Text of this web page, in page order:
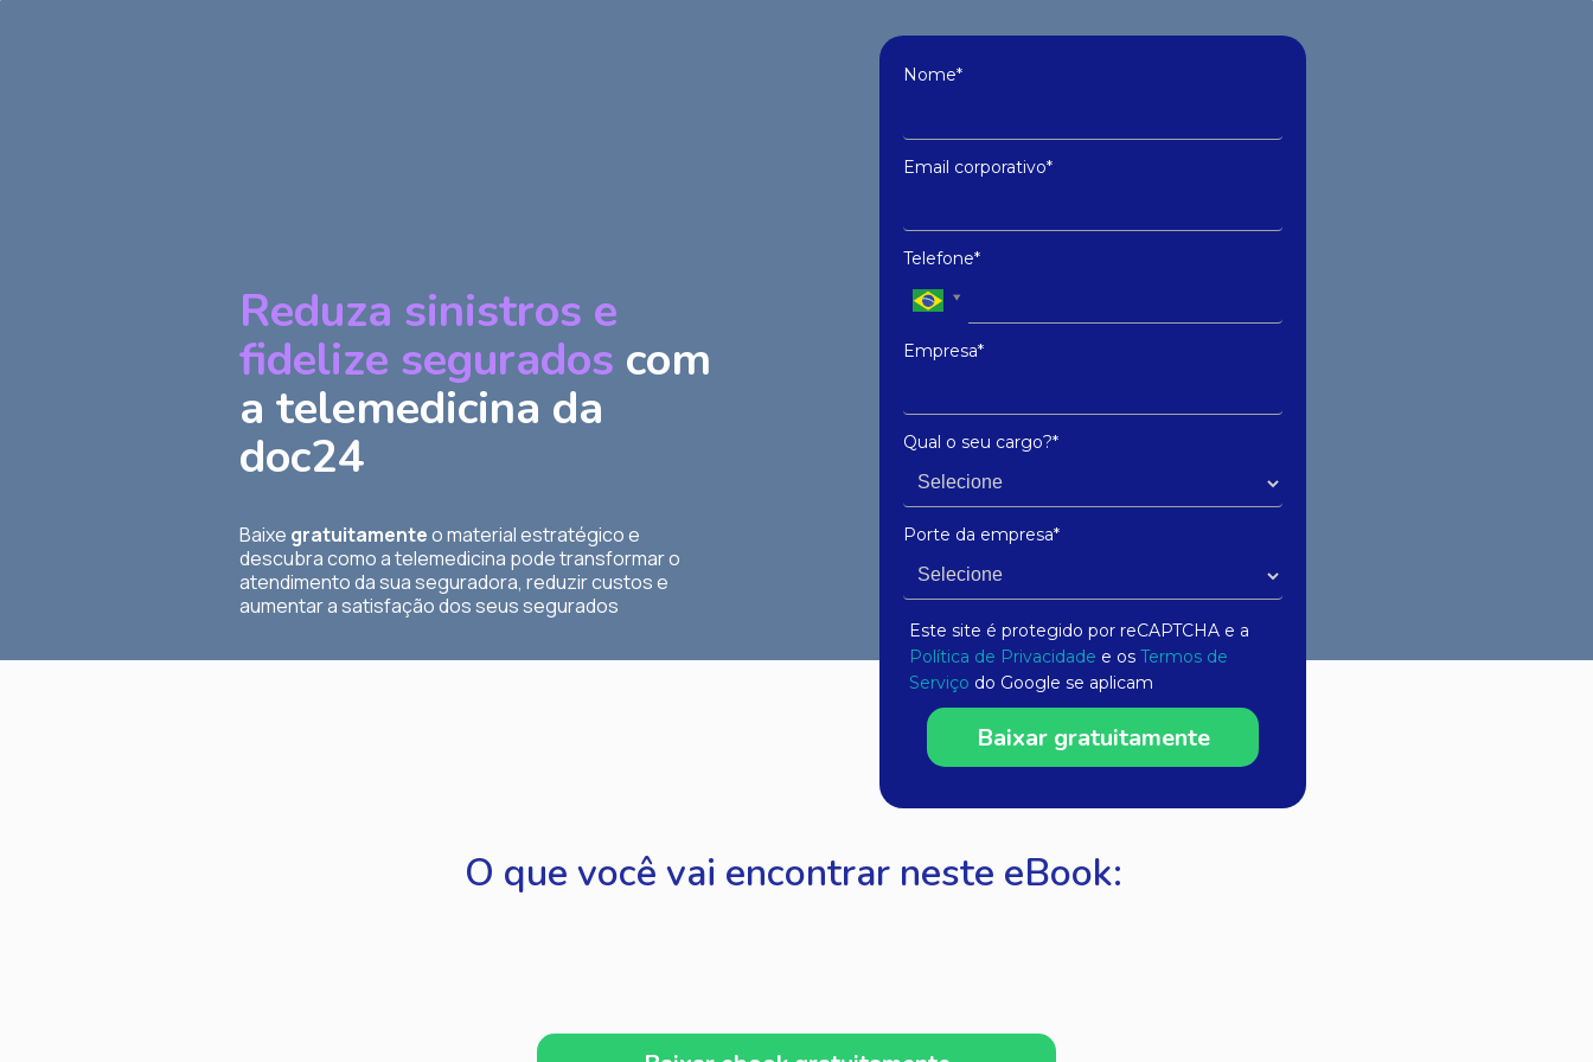
Reduza sinistros e
fidelize segurados com
a telemedicina da
doc24
Baixe gratuitamenteo material estratégico e
descubra como a telemedicina pode transformar o
atendimento da sua seguradora, reduzir custos e
aumentar a satisfação dos seus segurados
Nome*
Email corporativo*
Telefone*
Empresa*
Qual o seu cargo?*
Porte da empresa*
Este site é protegido por reCAPTCHA e a
Política de Privacidade e os Termos de
Serviço do Google se aplicam
Baixar gratuitamente
O que você vai encontrar neste eBook: